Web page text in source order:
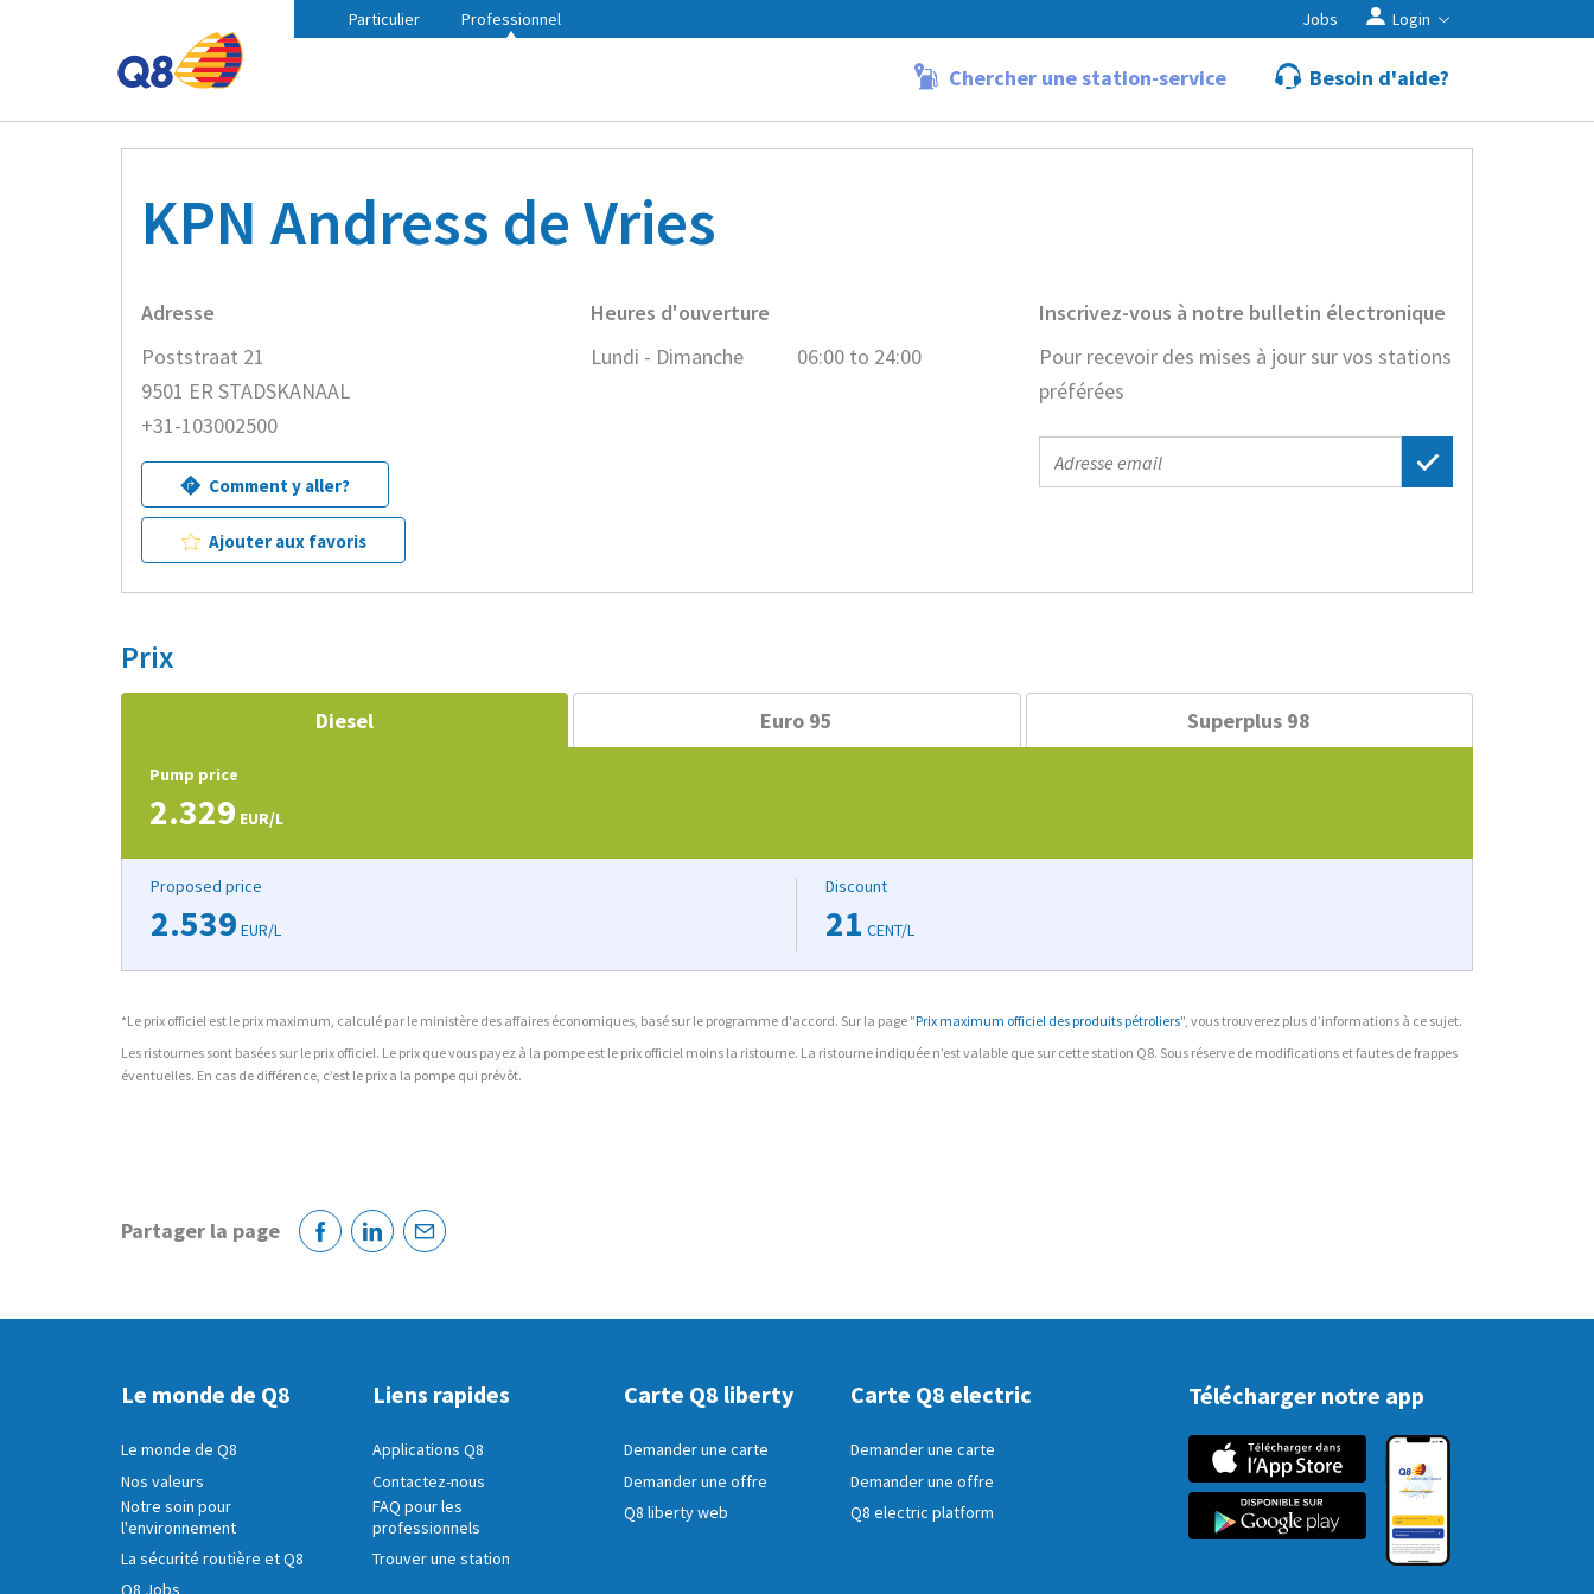
Particulier Professionnel Jobs Login
Chercher une station-service Besoin d'aide?
KPN Andress de Vries
Adresse
Poststraat 21
9501 ER STADSKANAAL
+31-103002500
Comment y aller?
Ajouter aux favoris
Heures d'ouverture
Lundi - Dimanche
06:00 to 24:00
Inscrivez-vous à notre bulletin électronique
Pour recevoir des mises à jour sur vos stations
préférées
E-
mail
Prix
Diesel Euro 95 Superplus 98
Pump price
2.329 EUR/L
Proposed price
2.539 EUR/L
Discount
21 CENT/L
*Le prix officiel est le prix maximum, calculé par le ministère des affaires économiques, basé sur le programme d'accord. Sur la page "Prix maximum officiel des produits pétroliers", vous trouverez plus d’informations à ce sujet.
Les ristournes sont basées sur le prix officiel. Le prix que vous payez à la pompe est le prix officiel moins la ristourne. La ristourne indiquée n’est valable que sur cette station Q8. Sous réserve de modifications et fautes de frappes
éventuelles. En cas de différence, c’est le prix a la pompe qui prévôt.
Partager la page
FacebookLinkedinCourriel
Le monde de Q8
Le monde de Q8
Nos valeurs
Notre soin pour
l'environnement
La sécurité routière et Q8
Q8 Jobs
Liens rapides
Applications Q8
Contactez-nous
FAQ pour les
professionnels
Trouver une station
Carte Q8 liberty
Demander une carte
Demander une offre
Q8 liberty web
Carte Q8 electric
Demander une carte
Demander une offre
Q8 electric platform
Télécharger notre app